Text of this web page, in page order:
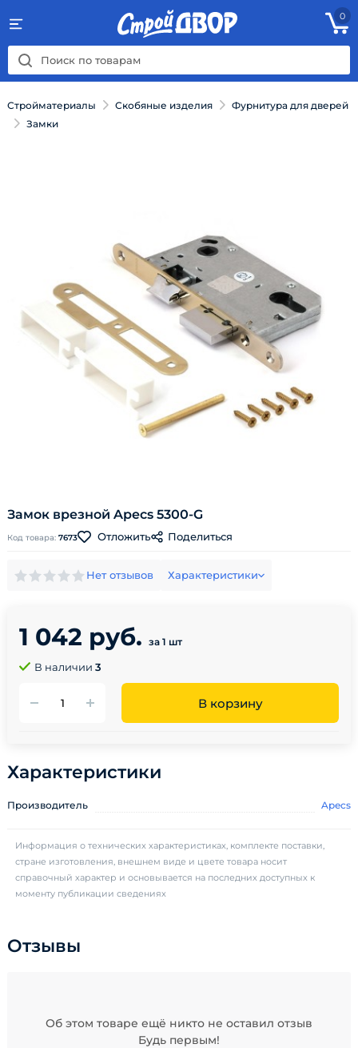
0
Стройматериалы Скобяные изделия
Фурнитура для дверей
Замки
Замок врезной Apecs 5300-G
Код товара: 7673 Отложить Поделиться
Нет отзывов Характеристики
1 042 руб. за 1 шт
В наличии 3
В корзину
Характеристики
Производитель Apecs
Информация о технических характеристиках, комплекте поставки,
стране изготовления, внешнем виде и цвете товара носит
справочный характер и основывается на последних доступных к
моменту публикации сведениях
Отзывы
Об этом товаре ещё никто не оставил отзыв
Будь первым!